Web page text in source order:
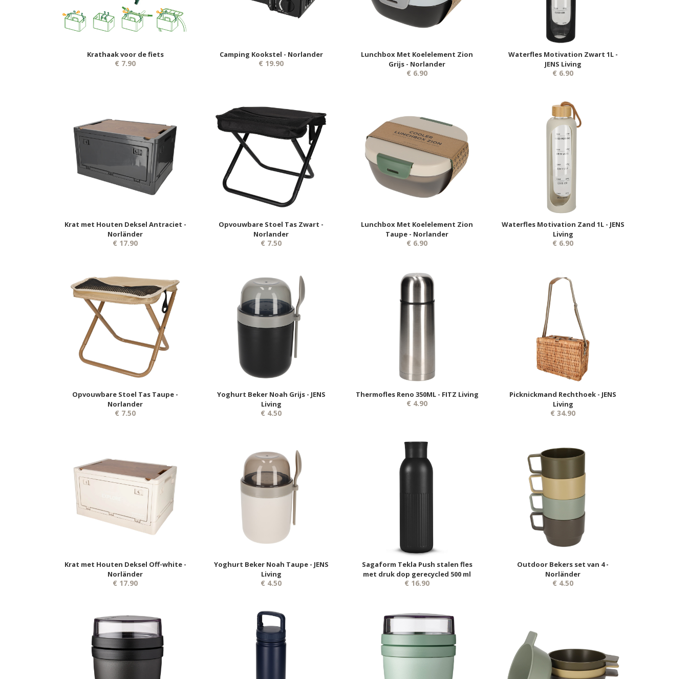
Krathaak voor de fiets
€ 7.90
Camping Kookstel - Norlander
€ 19.90
Lunchbox Met Koelelement Zion
Grijs - Norlander
€ 6.90
Waterfles Motivation Zwart 1L -
JENS Living
€ 6.90
Krat met Houten Deksel Antraciet -
Norländer
€ 17.90
Opvouwbare Stoel Tas Zwart -
Norlander
€ 7.50
Lunchbox Met Koelelement Zion
Taupe - Norlander
€ 6.90
Waterfles Motivation Zand 1L - JENS
Living
€ 6.90
Opvouwbare Stoel Tas Taupe -
Norlander
€ 7.50
Yoghurt Beker Noah Grijs - JENS
Living
€ 4.50
Thermofles Reno 350ML - FITZ Living
€ 4.90
Picknickmand Rechthoek - JENS
Living
€ 34.90
Krat met Houten Deksel Off-white -
Norländer
€ 17.90
Yoghurt Beker Noah Taupe - JENS
Living
€ 4.50
Sagaform Tekla Push stalen fles
met druk dop gerecycled 500 ml
€ 16.90
Outdoor Bekers set van 4 -
Norländer
€ 4.50